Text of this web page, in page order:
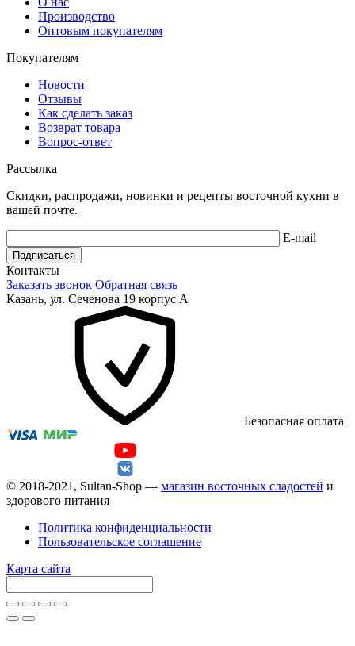
Производство
Оптовым покупателям
Покупателям
Новости
Отзывы
Как сделать заказ
Возврат товара
Вопрос-ответ
Рассылка
Скидки, распродажи, новинки и рецепты восточной кухни в
вашей почте.
E-mail
Подписаться
Контакты
Заказать звонок Обратная связь
Казань, ул. Сеченова 19 корпус А
Безопасная оплата
© 2018-2021, Sultan-Shop — магазин восточных сладостей и
здорового питания
Политика конфиденциальности
Пользовательское соглашение
Карта сайта